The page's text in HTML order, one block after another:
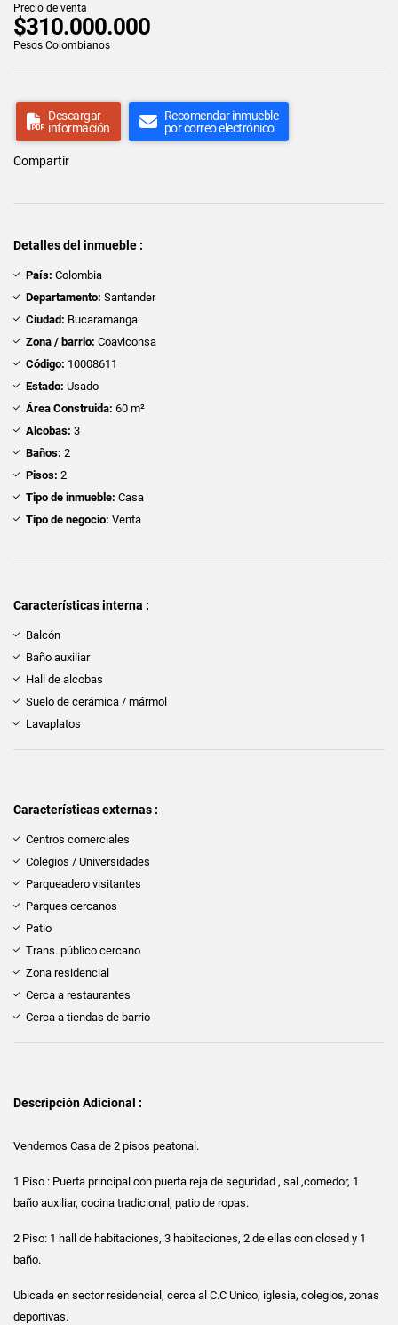
Precio de venta
$310.000.000
Pesos Colombianos
Descargar
información
Recomendar inmueble
por correo electrónico
Compartir
Detalles del inmueble :
País: Colombia
Departamento: Santander
Ciudad: Bucaramanga
Zona / barrio: Coaviconsa
Código: 10008611
Estado: Usado
Área Construida: 60 m²
Alcobas: 3
Baños: 2
Pisos: 2
Tipo de inmueble: Casa
Tipo de negocio: Venta
Características interna :
Balcón
Baño auxiliar
Hall de alcobas
Suelo de cerámica / mármol
Lavaplatos
Características externas :
Centros comerciales
Colegios / Universidades
Parqueadero visitantes
Parques cercanos
Patio
Trans. público cercano
Zona residencial
Cerca a restaurantes
Cerca a tiendas de barrio
Descripción Adicional :
Vendemos Casa de 2 pisos peatonal.
1 Piso : Puerta principal con puerta reja de seguridad , sal ,comedor, 1
baño auxiliar, cocina tradicional, patio de ropas.
2 Piso: 1 hall de habitaciones, 3 habitaciones, 2 de ellas con closed y 1
baño.
Ubicada en sector residencial, cerca al C.C Unico, iglesia, colegios, zonas
deportivas.